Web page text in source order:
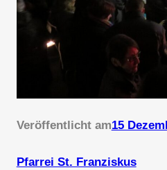
Veröffentlicht am15
Pfarrei St. Franziskus